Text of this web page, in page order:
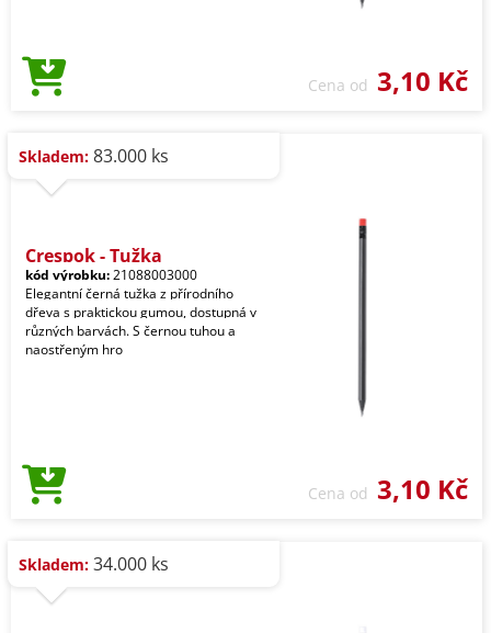
Cena od 3,10 Kč
Skladem: 83.000 ks
Crespok - Tužka
kód výrobku:21088003000
Elegantní černá tužka z přírodního
dřeva s praktickou gumou, dostupná v
různých barvách. S černou tuhou a
naostřeným hro
Cena od 3,10 Kč
Skladem: 34.000 ks